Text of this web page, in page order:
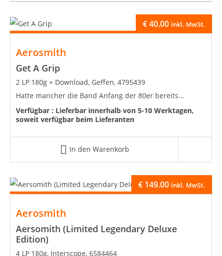
Aerosmith
Get A Grip
€40.00 inkl. MwSt.
2 LP 180g + Download, Geffen, 4795439
Hatte mancher die Band Anfang der 80er bereits...
Verfügbar : Lieferbar innerhalb von 5-10 Werktagen,
soweit verfügbar beim Lieferanten
In den Warenkorb
Aerosmith
Aersomith (Limited Legendary Deluxe
Edition)
€ 149.00 inkl. MwSt.
4 LP 180g, Interscope, 6584464